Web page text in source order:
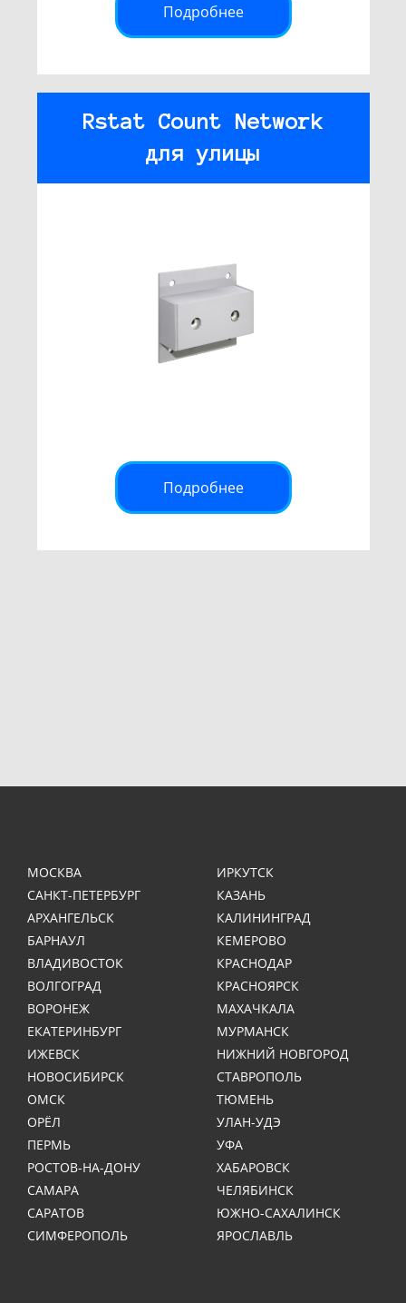
Подробнее
Rstat Count Network
для улицы
Подробнее
МОСКВА
САНКТ-ПЕТЕРБУРГ
АРХАНГЕЛЬСК
БАРНАУЛ
ВЛАДИВОСТОК
ВОЛГОГРАД
ВОРОНЕЖ
ЕКАТЕРИНБУРГ
ИЖЕВСК
ИРКУТСК
КАЗАНЬ
КАЛИНИНГРАД
КЕМЕРОВО
КРАСНОДАР
КРАСНОЯРСК
МАХАЧКАЛА
МУРМАНСК
НИЖНИЙ НОВГОРОД
НОВОСИБИРСК
ОМСК
ОРЁЛ
ПЕРМЬ
РОСТОВ-НА-ДОНУ
САМАРА
САРАТОВ
СИМФЕРОПОЛЬ
СТАВРОПОЛЬ
ТЮМЕНЬ
УЛАН-УДЭ
УФА
ХАБАРОВСК
ЧЕЛЯБИНСК
ЮЖНО-САХАЛИНСК
ЯРОСЛАВЛЬ